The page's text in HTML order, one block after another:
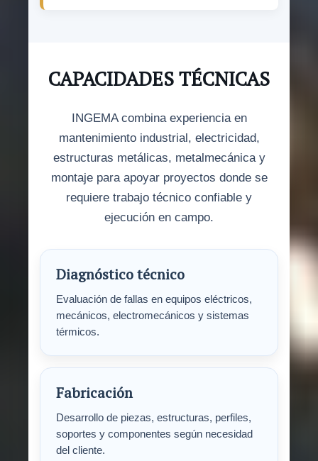
CAPACIDADES TÉCNICAS
INGEMA combina experiencia en
mantenimiento industrial, electricidad,
estructuras metálicas, metalmecánica y
montaje para apoyar proyectos donde se
requiere trabajo técnico confiable y
ejecución en campo.
Diagnóstico técnico
Evaluación de fallas en equipos eléctricos,
mecánicos, electromecánicos y sistemas
térmicos.
Fabricación
Desarrollo de piezas, estructuras, perfiles,
soportes y componentes según necesidad
del cliente.